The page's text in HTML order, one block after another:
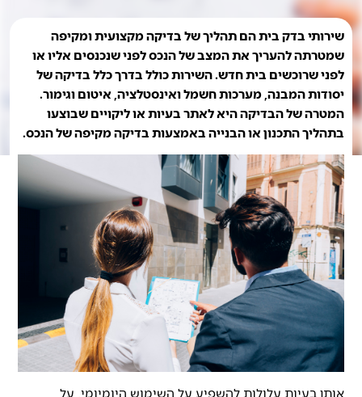
שירותי בדק בית הם תהליך של בדיקה מקצועית ומקיפה
שמטרתה להעריך את המצב של הנכס לפני שנכנסים אליו או
לפני שרוכשים בית חדש. השירות כולל בדרך כלל בדיקה של
יסודות המבנה, מערכות חשמל ואינסטלציה, איטום וגימור.
המטרה של הבדיקה היא לאתר בעיות או ליקויים שבוצעו
בתהליך התכנון או הבנייה באמצעות בדיקה מקיפה של הנכס.
אותן בעיות עלולות להשפיע על השימוש היומיומי, על